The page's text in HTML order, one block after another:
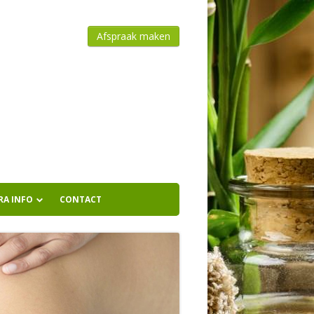
Afspraak maken
INFO
FOTO`VAN DE PRAKTIJK
CONTACT